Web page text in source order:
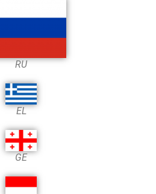
RU
EL
GE